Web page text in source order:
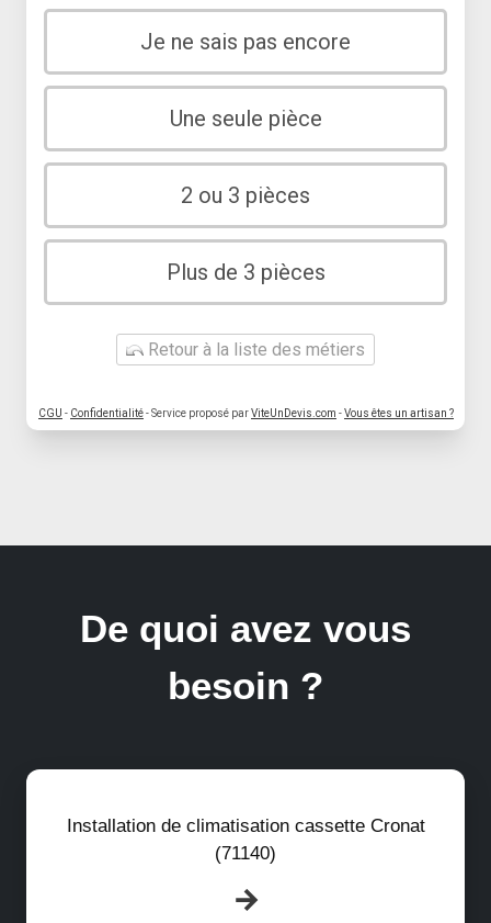
Je ne sais pas encore
Une seule pièce
2 ou 3 pièces
Plus de 3 pièces
Retour à la liste des métiers
CGU - Confidentialité- Service proposé parViteUnDevis.com -Vous êtes un artisan ?
De quoi avez vous
besoin ?
Installation de climatisation cassette Cronat
(71140)